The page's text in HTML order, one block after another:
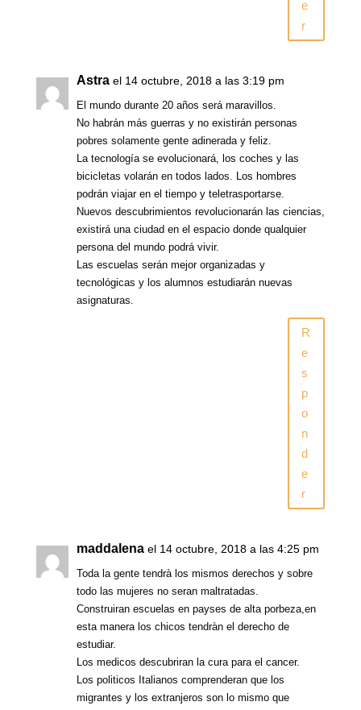
e
r
Astra el 14 octubre, 2018 a las 3:19 pm
El mundo durante 20 años será maravillos.
No habrán más guerras y no existirán personas
pobres solamente gente adinerada y feliz.
La tecnología se evolucionará, los coches y las
bicicletas volarán en todos lados. Los hombres
podrán viajar en el tiempo y teletrasportarse.
Nuevos descubrimientos revolucionarán las ciencias,
existirá una ciudad en el espacio donde qualquier
persona del mundo podrá vivir.
Las escuelas serán mejor organizadas y
tecnológicas y los alumnos estudiarán nuevas
asignaturas.
R
e
s
p
o
n
d
e
r
maddalena el 14 octubre, 2018 a las 4:25 pm
Toda la gente tendrà los mismos derechos y sobre
todo las mujeres no seran maltratadas.
Construiran escuelas en payses de alta porbeza,en
esta manera los chicos tendràn el derecho de
estudiar.
Los medicos descubriran la cura para el cancer.
Los politicos Italianos comprenderan que los
migrantes y los extranjeros son lo mismo que